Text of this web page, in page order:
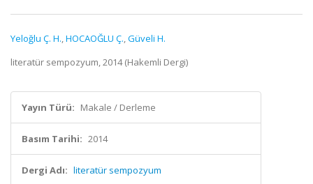
Yeloğlu Ç. H.,HOCAOĞLU Ç.,Güveli H.
literatür sempozyum, 2014 (Hakemli Dergi)
Yayın Türü: Makale / Derleme
Basım Tarihi: 2014
Dergi Adı: literatür sempozyum